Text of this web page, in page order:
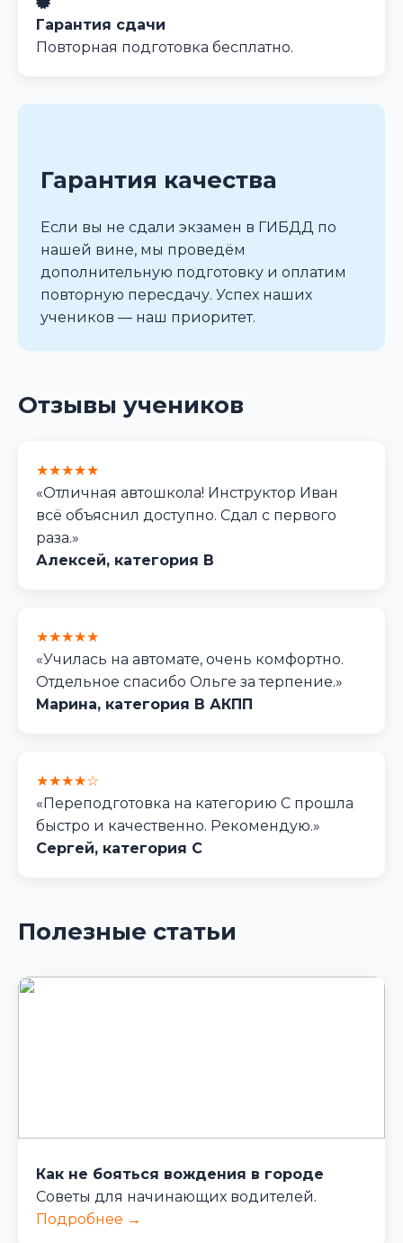
Гарантия сдачи
Повторная подготовка бесплатно.
Гарантия качества
Если вы не сдали экзамен в ГИБДД по
нашей вине, мы проведём
дополнительную подготовку и оплатим
повторную пересдачу. Успех наших
учеников — наш приоритет.
Отзывы учеников
★★★★★
«Отличная автошкола! Инструктор Иван
всё объяснил доступно. Сдал с первого
раза.»
Алексей, категория B
★★★★★
«Училась на автомате, очень комфортно.
Отдельное спасибо Ольге за терпение.»
Марина, категория B АКПП
★★★★☆
«Переподготовка на категорию C прошла
быстро и качественно. Рекомендую.»
Сергей, категория C
Полезные статьи
Как не бояться вождения в городе
Советы для начинающих водителей.
Подробнее →